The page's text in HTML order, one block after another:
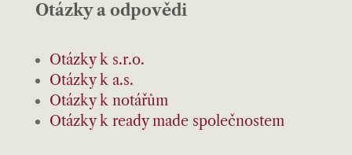
Otázky a odpovědi
Otázky k s.r.o.
Otázky k a.s.
Otázky k notářům
Otázky k ready made společnostem